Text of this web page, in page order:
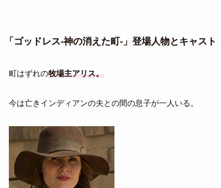
「ゴッドレス-神の消えた町-」登場人物とキャスト
町はずれの牧場主アリス。
今は亡きインディアンの夫との間の息子が一人いる。